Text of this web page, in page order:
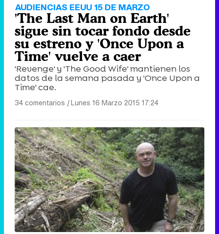
AUDIENCIAS EEUU 15 DE MARZO
'The Last Man on Earth'
sigue sin tocar fondo desde
su estreno y 'Once Upon a
Time' vuelve a caer
'Revenge' y 'The Good Wife' mantienen los
datos de la semana pasada y 'Once Upon a
Time' cae.
34 comentarios |Lunes 16 Marzo 2015 17:24